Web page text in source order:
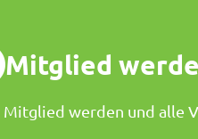
Mitglied
werden und alle